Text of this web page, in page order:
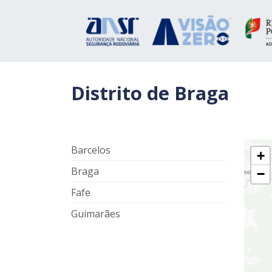
Distrito de Braga
Barcelos
Braga
Fafe
Guimarães
+
−